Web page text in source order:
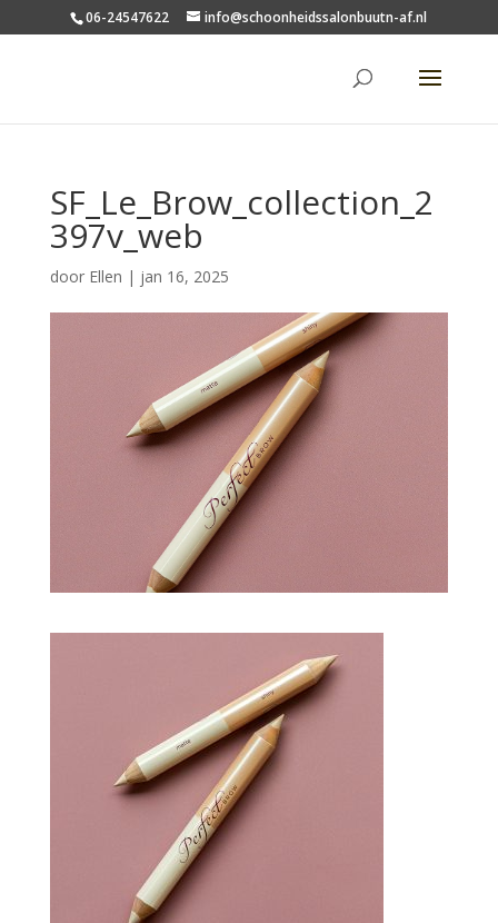
06-24547622 info@schoonheidssalonbuutn-af.nl
SF_Le_Brow_collection_2
397v_web
door Ellen | jan 16, 2025